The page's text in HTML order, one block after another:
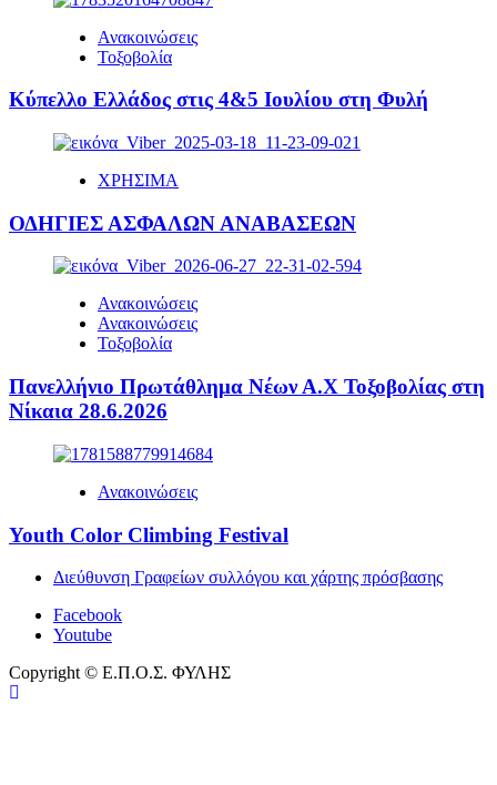
Ανακοινώσεις
Τοξοβολία
Κύπελλο Ελλάδος στις 4&5 Ιουλίου στη Φυλή
ΧΡΗΣΙΜΑ
ΟΔΗΓΙΕΣ ΑΣΦΑΛΩΝ ΑΝΑΒΑΣΕΩΝ
Ανακοινώσεις
Ανακοινώσεις
Τοξοβολία
Πανελλήνιο Πρωτάθλημα Νέων Α.Χ Τοξοβολίας στη
Νίκαια 28.6.2026
Ανακοινώσεις
Youth Color Climbing Festival
Διεύθυνση Γραφείων συλλόγου και χάρτης πρόσβασης
Facebook
Youtube
Copyright © Ε.Π.Ο.Σ. ΦΥΛΗΣ